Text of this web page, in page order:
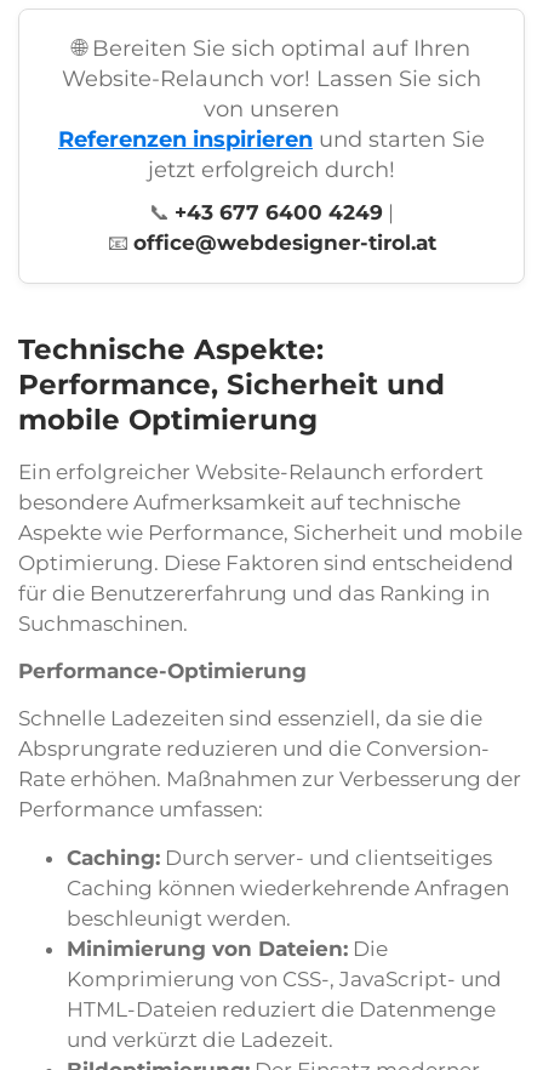
🌐 Bereiten Sie sich optimal auf Ihren
Website-Relaunch vor! Lassen Sie sich
von unseren
Referenzen inspirieren und starten Sie
jetzt erfolgreich durch!
📞 +43 677 6400 4249 |
📧 office@webdesigner-tirol.at
Technische Aspekte:
Performance, Sicherheit und
mobile Optimierung
Ein erfolgreicher Website-Relaunch erfordert
besondere Aufmerksamkeit auf technische
Aspekte wie Performance, Sicherheit und mobile
Optimierung. Diese Faktoren sind entscheidend
für die Benutzererfahrung und das Ranking in
Suchmaschinen.
Performance-Optimierung
Schnelle Ladezeiten sind essenziell, da sie die
Absprungrate reduzieren und die Conversion-
Rate erhöhen. Maßnahmen zur Verbesserung der
Performance umfassen:
Caching: Durch server- und clientseitiges
Caching können wiederkehrende Anfragen
beschleunigt werden.
Minimierung von Dateien: Die
Komprimierung von CSS-, JavaScript- und
HTML-Dateien reduziert die Datenmenge
und verkürzt die Ladezeit.